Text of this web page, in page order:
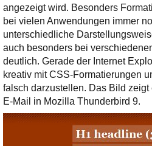
angezeigt wird. Besonders
bei vielen Anwendungen immer
unterschiedliche
auch besonders bei
deutlich. Gerade der Internet
kreativ mit CSS-Formatierungen
falsch darzustellen. Das Bild
E-Mail in Mozilla Thunderbird 9.